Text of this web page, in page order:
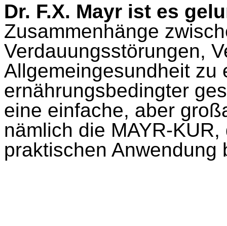
Dr. F.X. Mayr ist es
Zusammenhänge
Verdauungsstörungen,
Allgemeingesundheit zu
ernährungsbedingter
eine einfache, aber
nämlich die MAYR-
praktischen Anwendung